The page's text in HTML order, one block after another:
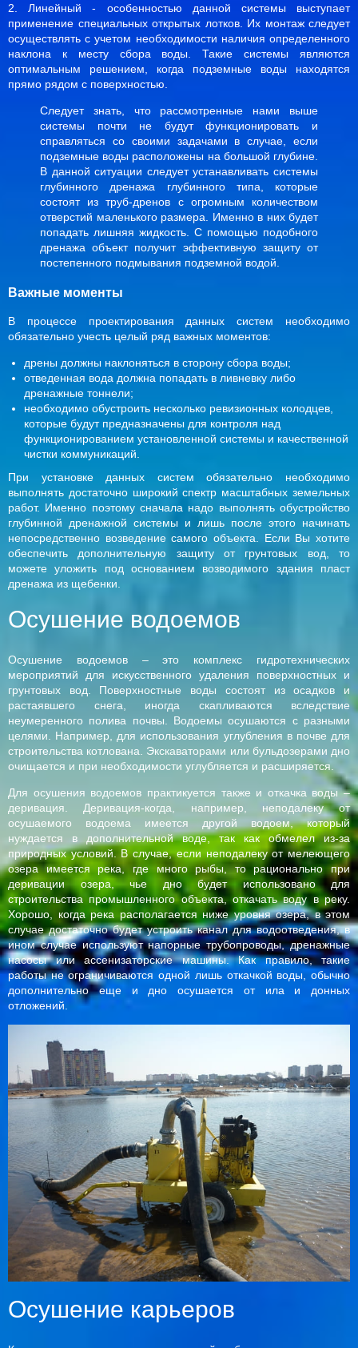
2. Линейный - особенностью данной системы выступает
применение специальных открытых лотков. Их монтаж следует
осуществлять с учетом необходимости наличия определенного
наклона к месту сбора воды. Такие системы являются
оптимальным решением, когда подземные воды находятся
прямо рядом с поверхностью.
Следует знать, что рассмотренные нами выше
системы почти не будут функционировать и
справляться со своими задачами в случае, если
подземные воды расположены на большой глубине.
В данной ситуации следует устанавливать системы
глубинного дренажа глубинного типа, которые
состоят из труб-дренов с огромным количеством
отверстий маленького размера. Именно в них будет
попадать лишняя жидкость. С помощью подобного
дренажа объект получит эффективную защиту от
постепенного подмывания подземной водой.
Важные моменты
В процессе проектирования данных систем необходимо
обязательно учесть целый ряд важных моментов:
дрены должны наклоняться в сторону сбора воды;
отведенная вода должна попадать в ливневку либо
дренажные тоннели;
необходимо обустроить несколько ревизионных колодцев,
которые будут предназначены для контроля над
функционированием установленной системы и качественной
чистки коммуникаций.
При установке данных систем обязательно необходимо
выполнять достаточно широкий спектр масштабных земельных
работ. Именно поэтому сначала надо выполнять обустройство
глубинной дренажной системы и лишь после этого начинать
непосредственно возведение самого объекта. Если Вы хотите
обеспечить дополнительную защиту от грунтовых вод, то
можете уложить под основанием возводимого здания пласт
дренажа из щебенки.
Осушение водоемов
Осушение водоемов – это комплекс гидротехнических
мероприятий для искусственного удаления поверхностных и
грунтовых вод. Поверхностные воды состоят из осадков и
растаявшего снега, иногда скапливаются вследствие
неумеренного полива почвы. Водоемы осушаются с разными
целями. Например, для использования углубления в почве для
строительства котлована. Экскаваторами или бульдозерами дно
очищается и при необходимости углубляется и расширяется.
Для осушения водоемов практикуется также и откачка воды –
деривация. Деривация-когда, например, неподалеку от
осушаемого водоема имеется другой водоем, который
нуждается в дополнительной воде, так как обмелел из-за
природных условий. В случае, если неподалеку от мелеющего
озера имеется река, где много рыбы, то рационально при
деривации озера, чье дно будет использовано для
строительства промышленного объекта, откачать воду в реку.
Хорошо, когда река располагается ниже уровня озера, в этом
случае достаточно будет устроить канал для водоотведения, в
ином случае используют напорные трубопроводы, дренажные
насосы или ассенизаторские машины. Как правило, такие
работы не ограничиваются одной лишь откачкой воды, обычно
дополнительно еще и дно осушается от ила и донных
отложений.
Осушение карьеров